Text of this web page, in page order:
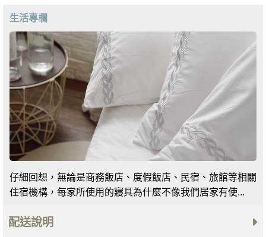
生活專欄
仔細回想，無論是商務飯店、度假飯店、民宿、旅館等相關
住宿機構，每家所使用的寢具為什麼不像我們居家有使...
配送說明